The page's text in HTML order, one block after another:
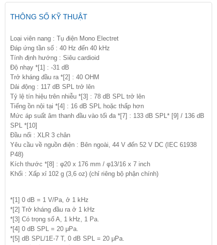
THÔNG SỐ KỸ THUẬT
Loại viên nang : Tụ điện Mono Electret
Đáp ứng tần số : 40 Hz đến 40 kHz
Tính định hướng : Siêu cardioid
Độ nhạy *[1] : -31 dB
Trở kháng đầu ra *[2] : 40 OHM
Dải động : 117 dB SPL trở lên
Tỷ lệ tín hiệu trên nhiễu *[3] : 78 dB SPL trở lên
Tiếng ồn nội tại *[4] : 16 dB SPL hoặc thấp hơn
Mức áp suất âm thanh đầu vào tối đa *[7] : 133 dB SPL* [9] / 136 dB
SPL *[10]
Đầu nối : XLR 3 chân
Yêu cầu về nguồn điện : Bên ngoài, 44 V đến 52 V DC (IEC 61938
P48)
Kích thước *[8] : φ20 x 176 mm / φ13/16 x 7 inch
Khối : Xấp xỉ 102 g (3,6 oz) (chỉ riêng bộ phận chính)
*[1] 0 dB = 1 V/Pa, ở 1 kHz
*[2] Trở kháng đầu ra ở 1 kHz
*[3] Có trọng số A, 1 kHz, 1 Pa.
*[4] 0 dB SPL = 20 μPa.
*[5] dB SPL/1E-7 T, 0 dB SPL = 20 μPa.